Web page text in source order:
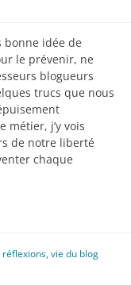
bonne idée de
le prévenir, ne
blogueurs
trucs que nous
métier, j’y vois
de notre liberté
chaque
réflexions,vie du blog